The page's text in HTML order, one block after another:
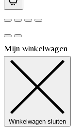
Mijn winkelwagen
Winkelwagen sluiten